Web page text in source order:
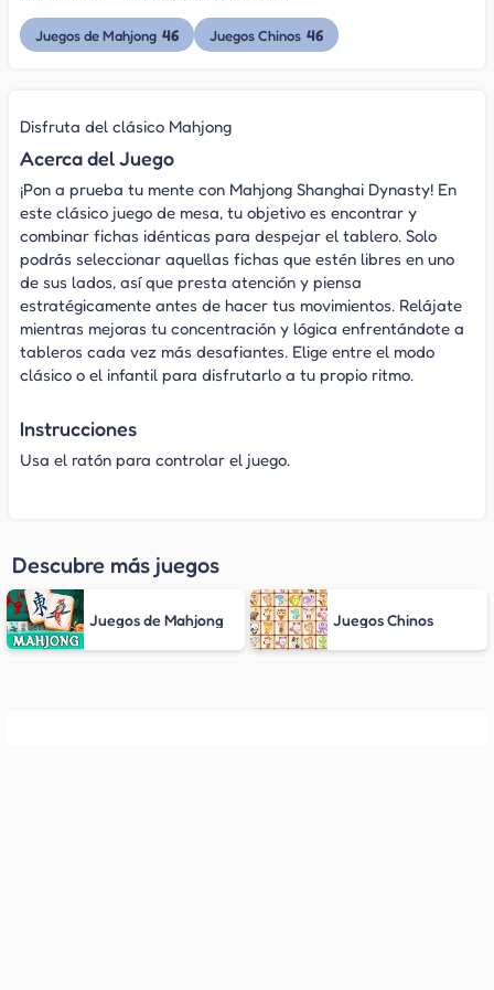
Juegos de Mahjong 46 Juegos Chinos 46
Disfruta del clásico Mahjong
Acerca del Juego
¡Pon a prueba tu mente con Mahjong Shanghai Dynasty! En
este clásico juego de mesa, tu objetivo es encontrar y
combinar fichas idénticas para despejar el tablero. Solo
podrás seleccionar aquellas fichas que estén libres en uno
de sus lados, así que presta atención y piensa
estratégicamente antes de hacer tus movimientos. Relájate
mientras mejoras tu concentración y lógica enfrentándote a
tableros cada vez más desafiantes. Elige entre el modo
clásico o el infantil para disfrutarlo a tu propio ritmo.
Instrucciones
Usa el ratón para controlar el juego.
Descubre más juegos
Juegos de Mahjong Juegos Chinos